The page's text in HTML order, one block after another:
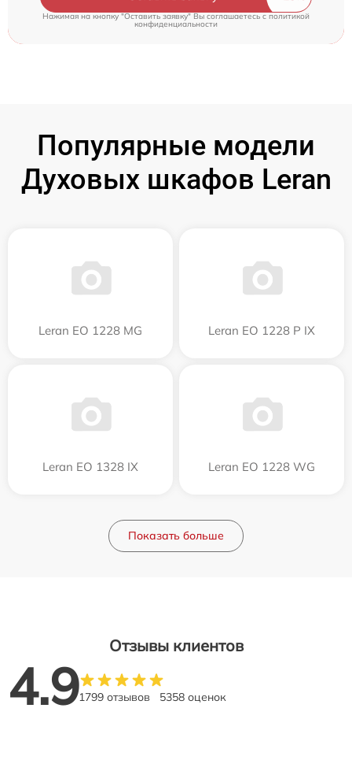
Нажимая на кнопку "Оставить заявку" Вы соглашаетесь cполитикой
конфиденциальности
Популярные модели
Духовых шкафов Leran
Leran EO 1228 MG Leran EO 1228 P IX
Leran EO 1328 IX Leran EO 1228 WG
Показать больше
Отзывы клиентов
4.91799 отзывов 5358 оценок